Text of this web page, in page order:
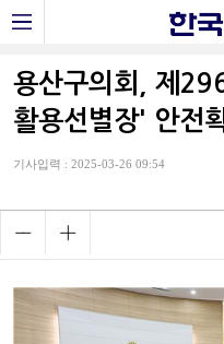
용산구의회, 제
활용선별장' 안전
기사입력 : 2025-03-26 09:54